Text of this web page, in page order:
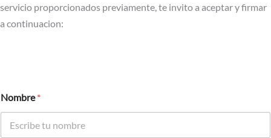
servicio proporcionados previamente, te invito a aceptar y firmar
a continuacion:
Nombre*